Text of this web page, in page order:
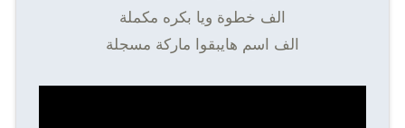
الف خطوة ويا بكره مكملة
الف اسم هايبقوا ماركة مسجلة